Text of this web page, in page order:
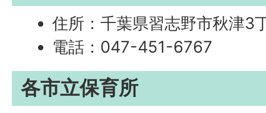
住所：千葉県習志野市秋津3
電話：047-451-6767
各市立保育所